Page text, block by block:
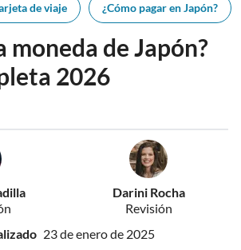
de viaje ¿Cómo pagar en Japón?
moneda de Japón?
2026
Darini Rocha
Revisión
23 de enero de 2025